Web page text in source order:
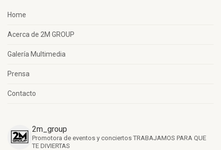
Home
Acerca de 2M GROUP
Galería Multimedia
Prensa
Contacto
2m_group
Promotora de eventos y conciertos TRABAJAMOS PARA QUE
TE DIVIERTAS